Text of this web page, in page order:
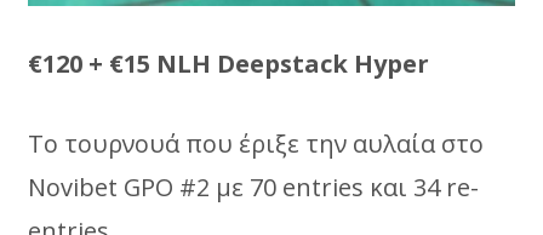
€120 + €15 NLH Deepstack Hyper
To τουρνουά που έριξε την αυλαία στο
Novibet GPO #2 με 70 entries και 34 re-